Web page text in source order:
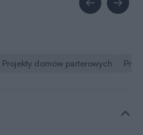
Projekty domów parterowych